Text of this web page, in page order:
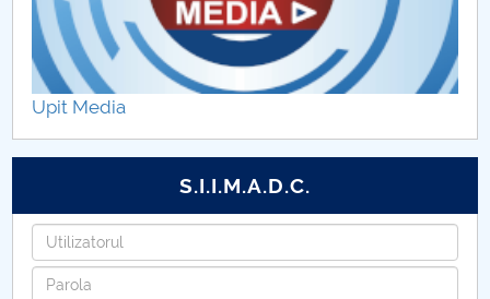
Coduri 2024
Coduri 2025
Coduri 2026
Upit Media
S.I.I.M.A.D.C.
Username
Password